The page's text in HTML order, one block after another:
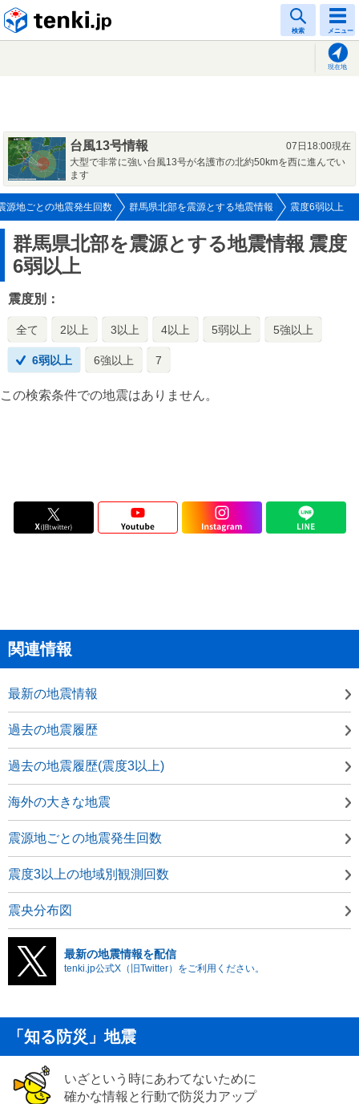
検索 メニュー
現在地
台風13号情報
07日18:00現在
大型で非常に強い台風13号が名護市の北約50kmを西に進んでい
ます
源地ごとの地震発生回数 群馬県北部を震源とする地震情報 震度6弱以上
群馬県北部を震源とする地震情報 震度
6弱以上
震度別：
全て 2以上 3以上 4以上 5弱以上 5強以上
6弱以上 6強以上 7
この検索条件での地震はありません。
関連情報
最新の地震情報
過去の地震履歴
過去の地震履歴(震度3以上)
海外の大きな地震
震源地ごとの地震発生回数
震度3以上の地域別観測回数
震央分布図
最新の地震情報を配信
tenki.jp公式X（旧Twitter）をご利用ください。
「知る防災」地震
いざという時にあわてないために
確かな情報と行動で防災力アップ